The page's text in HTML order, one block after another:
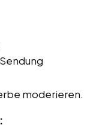
moderieren.